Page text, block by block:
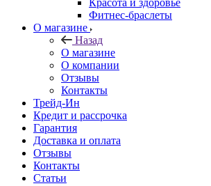
Красота и здоровье
Фитнес-браслеты
О магазине
Назад
О магазине
О компании
Отзывы
Контакты
Трейд-Ин
Кредит и рассрочка
Гарантия
Доставка и оплата
Отзывы
Контакты
Статьи